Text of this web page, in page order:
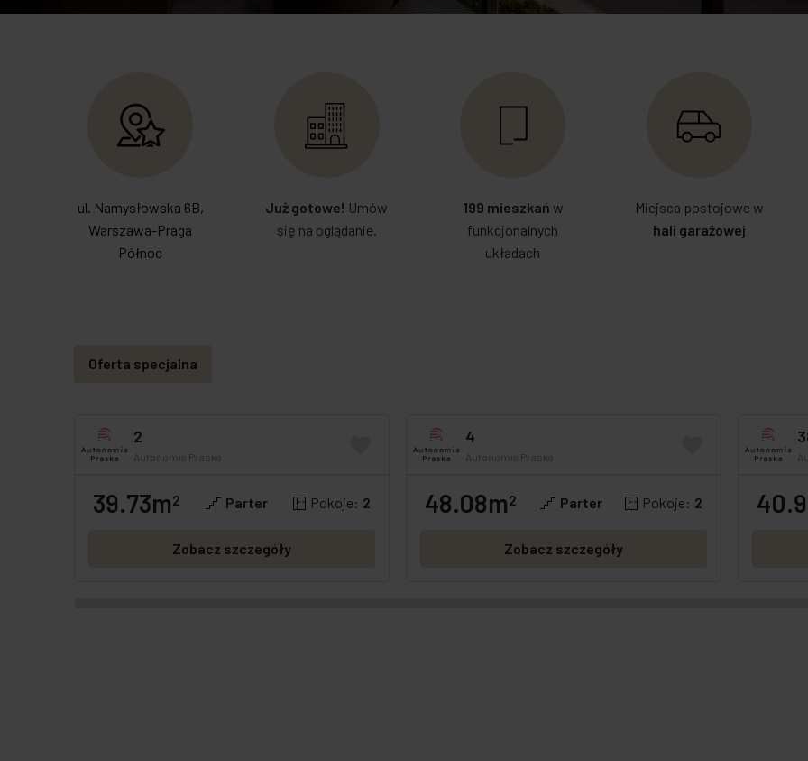
ul. Namysłowska 6B,
Warszawa-Praga
Północ
Już gotowe! Umów
się na oglądanie.
199 mieszkań w
funkcjonalnych
układach
Miejsca postojowe w
hali garażowej
Oferta specjalna
2
Autonomia Praska
GOTOWE OFERTA SPECJALNA
39.73m2 Parter Pokoje: 2
Zobacz szczegóły
4
Autonomia Praska
GOTOWE OFERTA SPECJALNA
48.08m2 Parter Pokoje: 2
Zobacz szczegóły
GOTOWE